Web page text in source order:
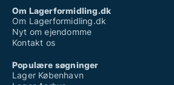
Om Lagerformidling.dk
Om Lagerformidling.dk
Nyt om ejendomme
Kontakt os
Populære søgninger
Lager København